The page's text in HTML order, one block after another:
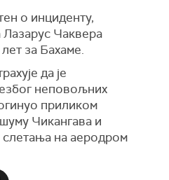
о инциденту,
Чаквера
за Бахаме.
да је
неповољних
приликом
Чикангава и
слетања на аеродром